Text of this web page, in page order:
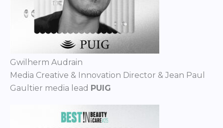
Gwilherm Audrain
Media Creative & Innovation Director & Jean Paul
Gaultier media lead PUIG